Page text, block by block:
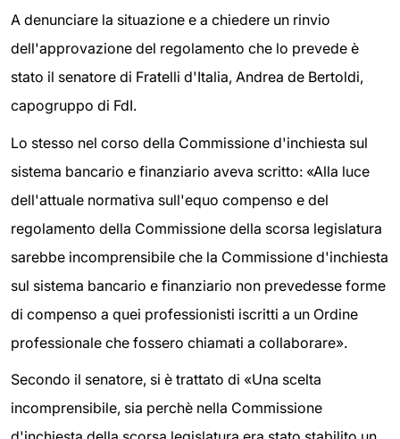
A denunciare la situazione e a chiedere un rinvio
dell'approvazione del regolamento che lo prevede è
stato il senatore di Fratelli d'Italia, Andrea de Bertoldi,
capogruppo di FdI.
Lo stesso nel corso della Commissione d'inchiesta sul
sistema bancario e finanziario aveva scritto: «Alla luce
dell'attuale normativa sull'equo compenso e del
regolamento della Commissione della scorsa legislatura
sarebbe incomprensibile che la Commissione d'inchiesta
sul sistema bancario e finanziario non prevedesse forme
di compenso a quei professionisti iscritti a un Ordine
professionale che fossero chiamati a collaborare».
Secondo il senatore, si è trattato di «Una scelta
incomprensibile, sia perchè nella Commissione